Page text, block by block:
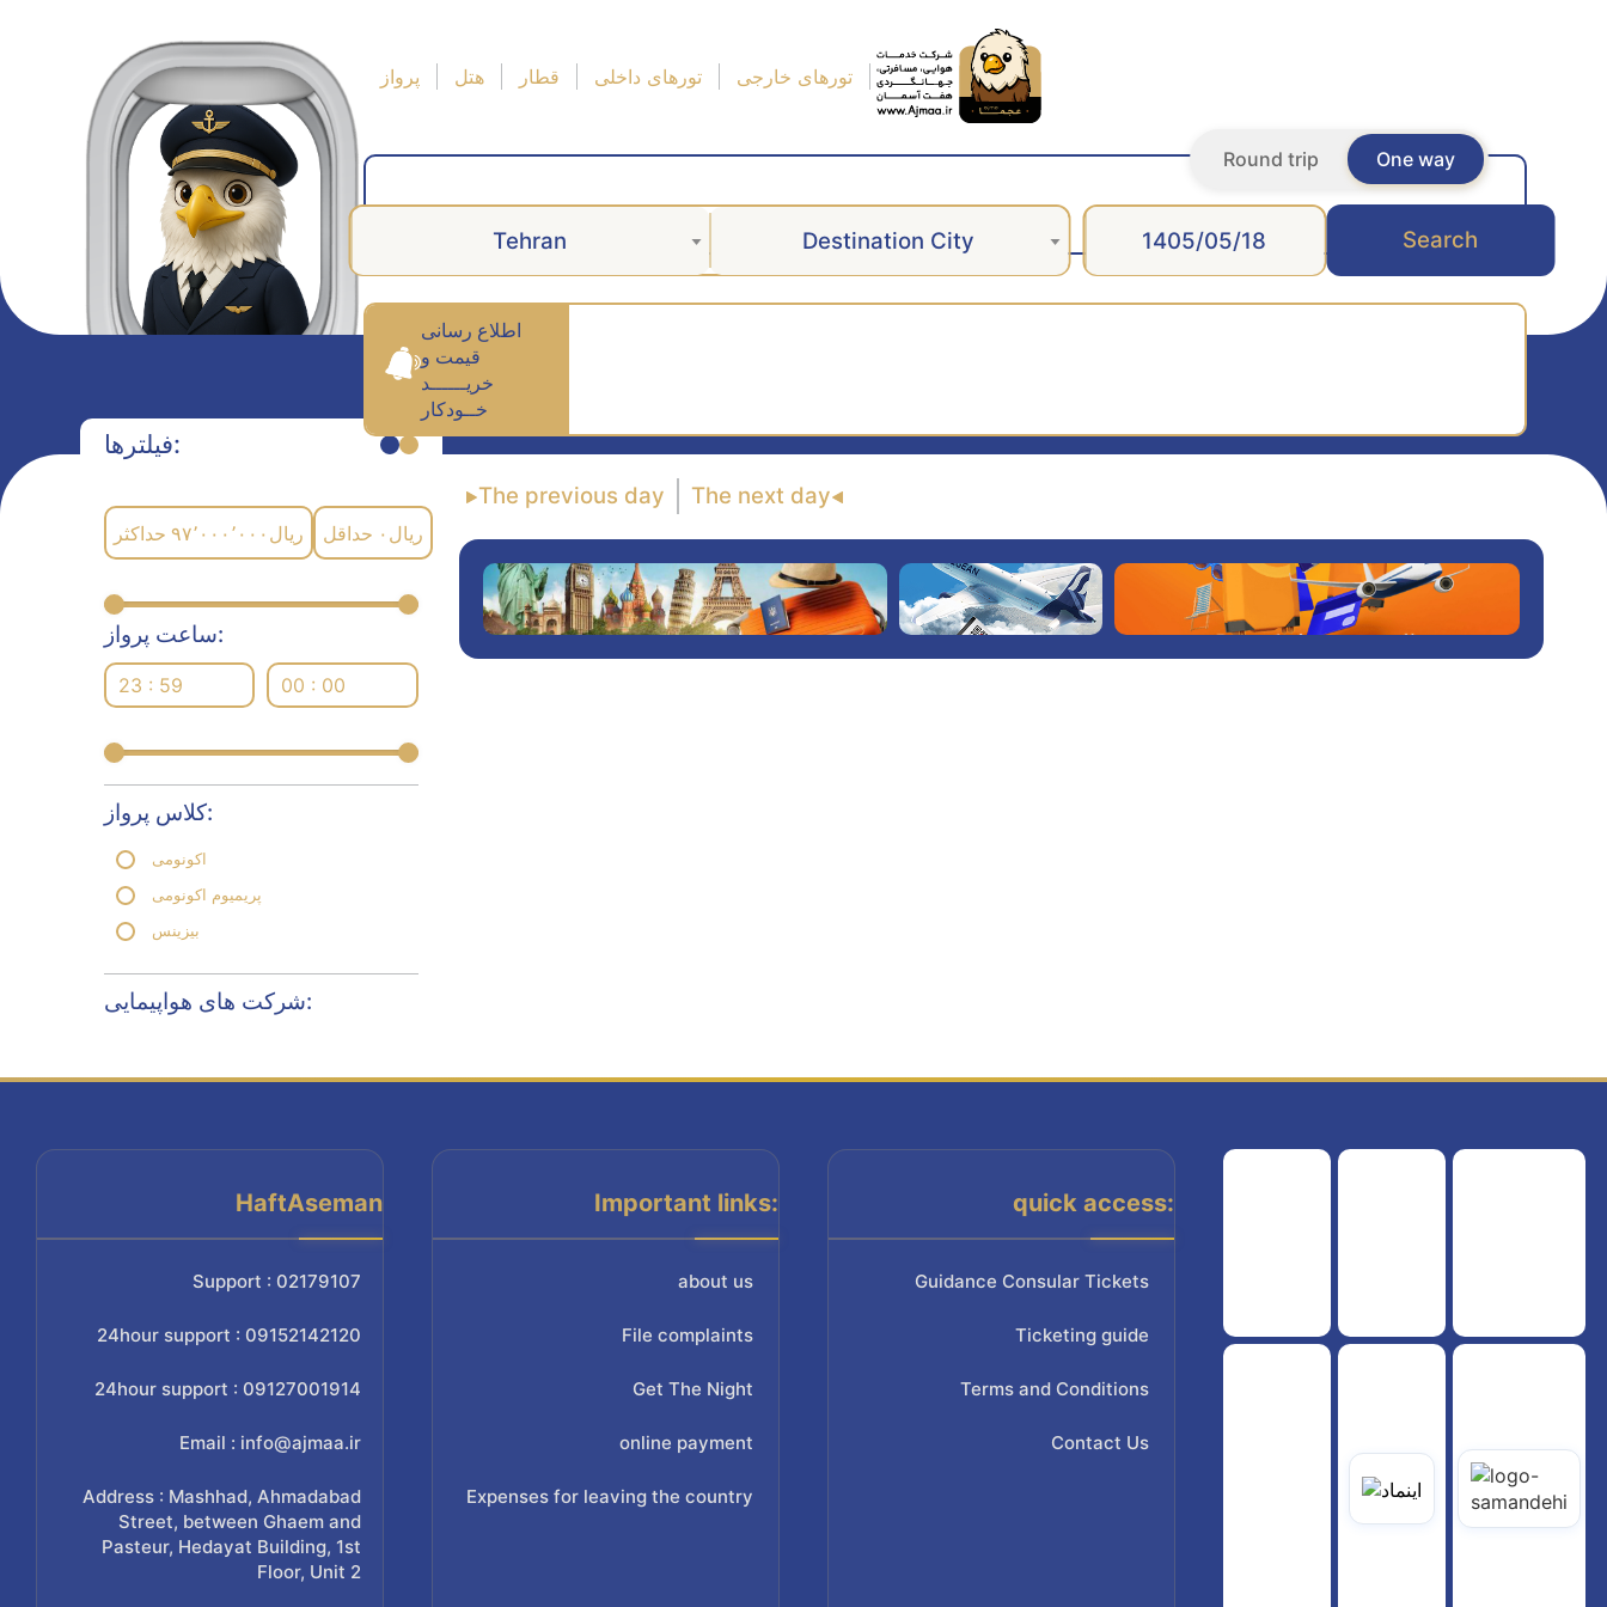
پرواز هتل قطار تورهای داخلی تورهای خارجی
One way
Round trip
Tehran Destination City Search
اطلاع رسانی
قیمت و
خریــــــد
خــودکار
فیلترها:
حداکثر ۹۷٬۰۰۰٬۰۰۰ ریال حداقل ۰ ریال
ساعت پرواز:
23 : 59 00 : 00
کلاس پرواز:
اکونومی
پریمیوم اکونومی
بیزینس
شرکت های هواپیمایی:
The previous day The next day
HaftAseman
Support : 02179107
24hour support : 09152142120
24hour support : 09127001914
Email : info@ajmaa.ir
Address : Mashhad, Ahmadabad
Street, between Ghaem and
Pasteur, Hedayat Building, 1st
Floor, Unit 2
Important links:
about us
File complaints
Get The Night
online payment
Expenses for leaving the country
quick access:
Guidance Consular Tickets
Ticketing guide
Terms and Conditions
Contact Us